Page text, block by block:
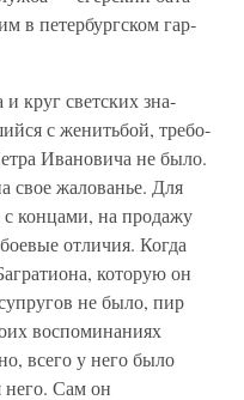
в петербургском гар­
и круг светских зна­
с женитьбой, требо­
Ивановича не было.
свое жалованье. Для
с концами, на продажу
отличия. Когда
которую он
не было, пир
воспоминаниях
всего у него было
него. Сам он